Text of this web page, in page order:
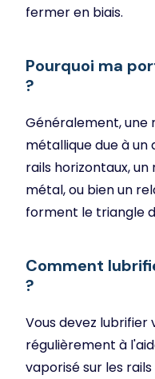
fermer en biais.
Pourquoi ma
?
Généralement,
métallique due à
rails horizontaux,
métal, ou bien un
forment le triangle
Comment
?
Vous devez
régulièrement à
vaporisé sur les